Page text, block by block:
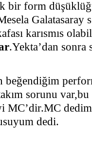
bir form
Galatasaray
karısmıs
.Yekta’dan sonra
beğendiğim
sorunu
MC’dir.MC
dedi.